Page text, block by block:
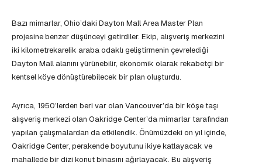
Bazı mimarlar, Ohio’daki Dayton Mall Area Master Plan
projesine benzer düşünceyi getirdiler. Ekip, alışveriş merkezini
iki kilometrekarelik araba odaklı geliştirmenin çevrelediği
Dayton Mall alanını yürünebilir, ekonomik olarak rekabetçi bir
kentsel köye dönüştürebilecek bir plan oluşturdu.
Ayrıca, 1950’lerden beri var olan Vancouver’da bir köşe taşı
alışveriş merkezi olan Oakridge Center’da mimarlar tarafından
yapılan çalışmalardan da etkilendik. Önümüzdeki on yıl içinde,
Oakridge Center, perakende boyutunu ikiye katlayacak ve
mahallede bir dizi konut binasını ağırlayacak. Bu alışveriş